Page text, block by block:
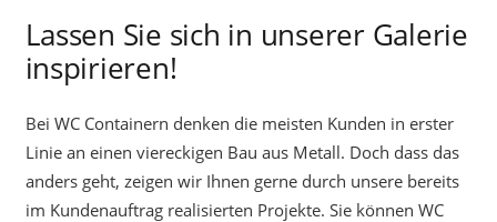
Lassen Sie sich in unserer Galerie
inspirieren!
Bei WC Containern denken die meisten Kunden in erster
Linie an einen viereckigen Bau aus Metall. Doch dass das
anders geht, zeigen wir Ihnen gerne durch unsere bereits
im Kundenauftrag realisierten Projekte. Sie können WC